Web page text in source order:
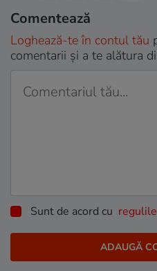
Comentează
Loghează-te în contul tău
comentarii și a te alătura
Sunt de acord cu